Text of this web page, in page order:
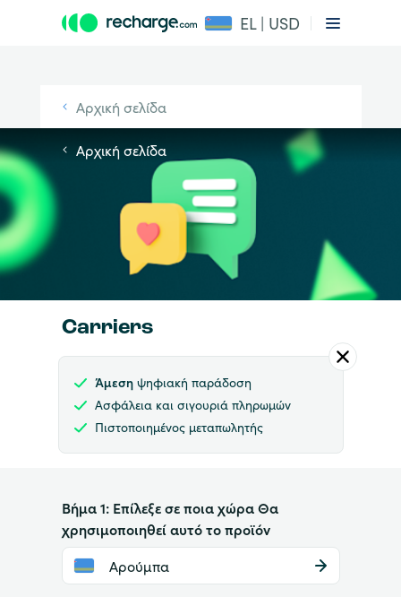
EL | USD
Αρχική σελίδα
Αρχική σελίδα
Carriers
Άμεσηψηφιακή παράδοση
Ασφάλεια και σιγουριά πληρωμών
Πιστοποιημένος μεταπωλητής
Βήμα 1: Επίλεξε σε ποια χώρα Θα
χρησιμοποιηθεί αυτό το προϊόν
Αρούμπα